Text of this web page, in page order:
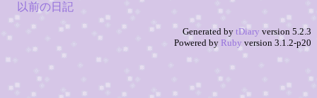
以前の日記
Generated by tDiary version 5.2.3
Powered by Ruby version 3.1.2-p20